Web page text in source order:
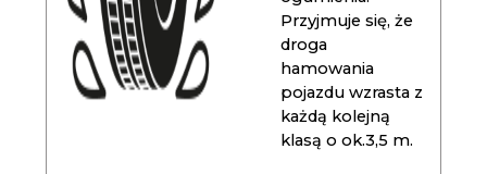
Przyjmuje się, że
droga
hamowania
pojazdu wzrasta z
każdą kolejną
klasą o ok.3,5 m.